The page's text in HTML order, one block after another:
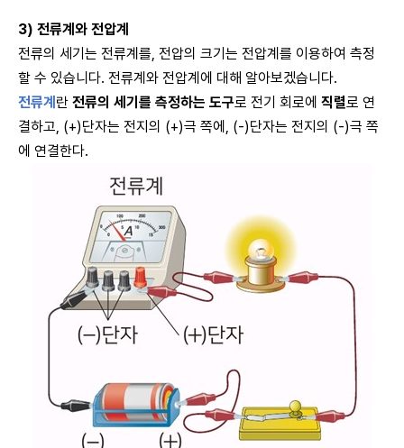
3) 전류계와 전압계
전류의 세기는 전류계를, 전압의 크기는 전압계를 이용하여 측정
할 수 있습니다. 전류계와 전압계에 대해 알아보겠습니다.
전류계 란 전류의 세기를 측정하는 도구로 전기 회로에 직렬로 연
결하고, (+)단자는 전지의 (+)극 쪽에, (-)단자는 전지의 (-)극 쪽
에 연결한다.